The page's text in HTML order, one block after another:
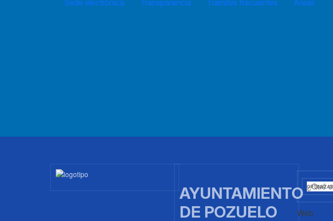
Sede electrónica
Transparencia Trámites frecuentes Áreas
Imagen
AYUNTAMIENTO
DE POZUELO
Web